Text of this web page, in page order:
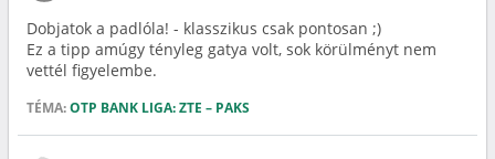
Dobjatok a padlóla! - klasszikus csak pontosan ;)
Ez a tipp amúgy tényleg gatya volt, sok körülményt nem
vettél figyelembe.
TÉMA:OTP BANK LIGA: ZTE – PAKS